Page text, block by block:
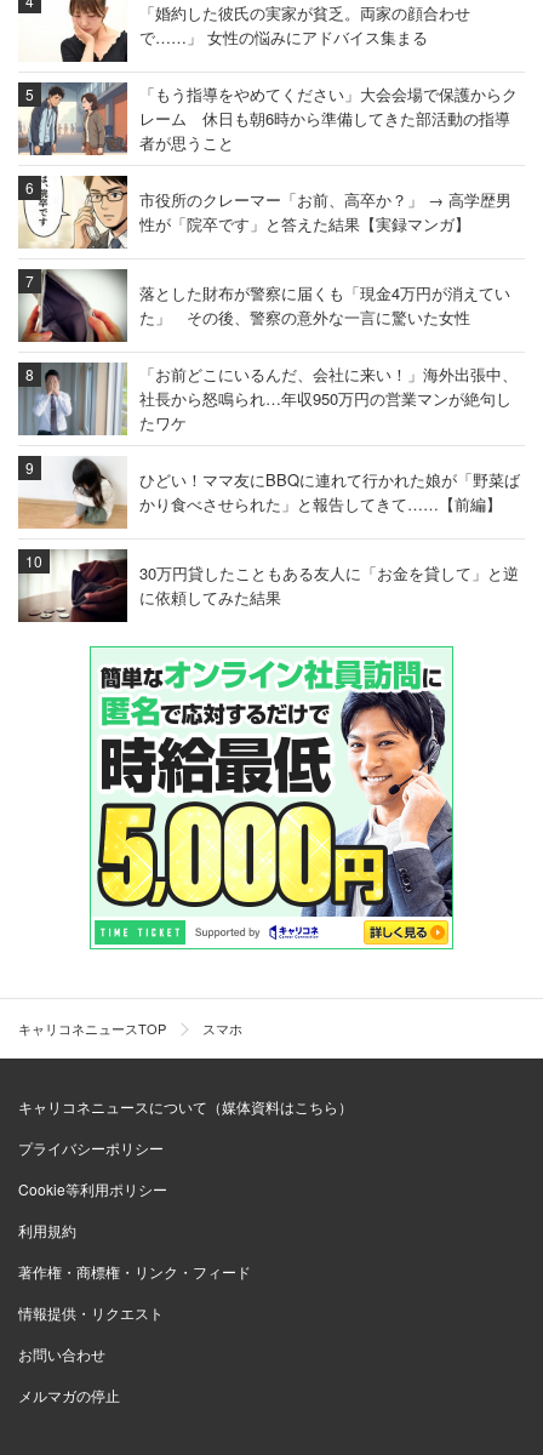
「婚約した彼氏の実家が貧乏。両家の顔合わせ
で……」 女性の悩みにアドバイス集まる
「もう指導をやめてください」大会会場で保護からク
レーム 休日も朝6時から準備してきた部活動の指導
者が思うこと
市役所のクレーマー「お前、高卒か？」 → 高学歴男
性が「院卒です」と答えた結果【実録マンガ】
落とした財布が警察に届くも「現金4万円が消えてい
た」 その後、警察の意外な一言に驚いた女性
「お前どこにいるんだ、会社に来い！」海外出張中、
社長から怒鳴られ…年収950万円の営業マンが絶句し
たワケ
ひどい！ママ友にBBQに連れて行かれた娘が「野菜ば
かり食べさせられた」と報告してきて……【前編】
30万円貸したこともある友人に「お金を貸して」と逆
に依頼してみた結果
キャリコネニュースTOP スマホ
キャリコネニュースについて（媒体資料はこちら）
プライバシーポリシー
Cookie等利用ポリシー
利用規約
著作権・商標権・リンク・フィード
情報提供・リクエスト
お問い合わせ
メルマガの停止